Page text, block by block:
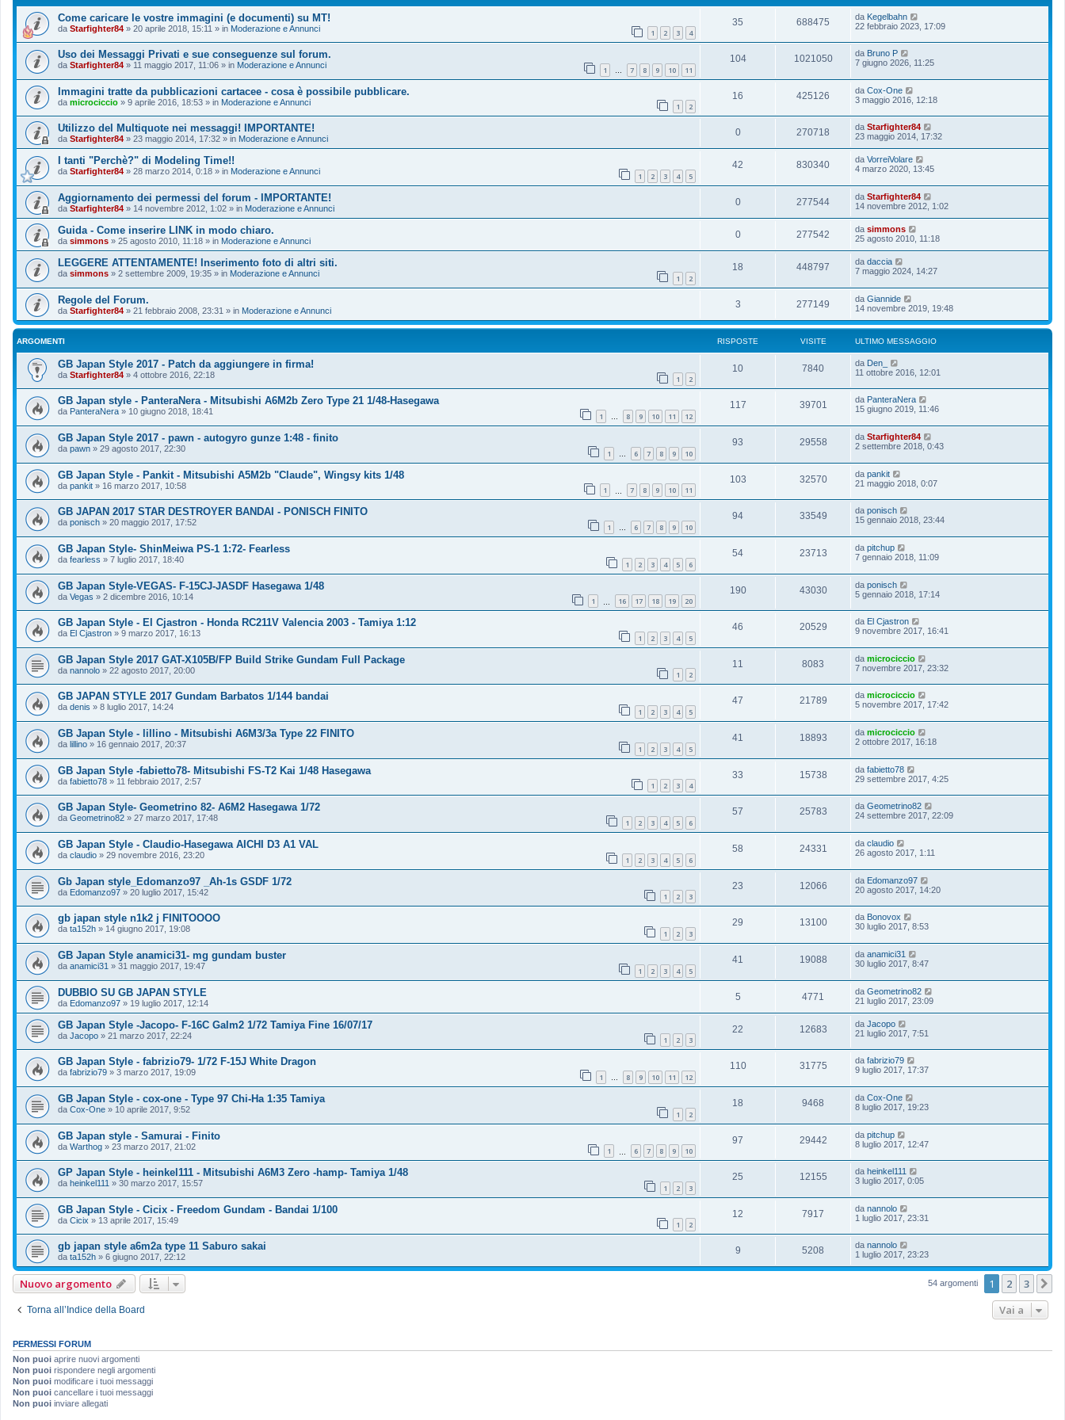
Come caricare le vostre immagini (e documenti) su MT!
da Starfighter84 » 20 aprile 2018, 15:11 » in Moderazione e Annunci 1 2 3 4
35 688475 da Kegelbahn
22 febbraio 2023, 17:09
Uso dei Messaggi Privati e sue conseguenze sul forum.
da Starfighter84 » 11 maggio 2017, 11:06 » in Moderazione e Annunci 1 … 7 8 9 10 11
104 1021050 da Bruno P
7 giugno 2026, 11:25
Immagini tratte da pubblicazioni cartacee - cosa è possibile pubblicare.
da microciccio » 9 aprile 2016, 18:53 » in Moderazione e Annunci 1 2
16 425126 da Cox-One
3 maggio 2016, 12:18
Utilizzo del Multiquote nei messaggi! IMPORTANTE!
da Starfighter84 » 23 maggio 2014, 17:32 » in Moderazione e Annunci
0 270718 da Starfighter84
23 maggio 2014, 17:32
I tanti "Perchè?" di Modeling Time!!
da Starfighter84 » 28 marzo 2014, 0:18 » in Moderazione e Annunci 1 2 3 4 5
42 830340 da VorreiVolare
4 marzo 2020, 13:45
Aggiornamento dei permessi del forum - IMPORTANTE!
da Starfighter84 » 14 novembre 2012, 1:02 » in Moderazione e Annunci
0 277544 da Starfighter84
14 novembre 2012, 1:02
Guida - Come inserire LINK in modo chiaro.
da simmons » 25 agosto 2010, 11:18 » in Moderazione e Annunci
0 277542 da simmons
25 agosto 2010, 11:18
LEGGERE ATTENTAMENTE! Inserimento foto di altri siti.
da simmons » 2 settembre 2009, 19:35 » in Moderazione e Annunci 1 2
18 448797 da daccia
7 maggio 2024, 14:27
Regole del Forum.
da Starfighter84 » 21 febbraio 2008, 23:31 » in Moderazione e Annunci
3 277149 da Giannide
14 novembre 2019, 19:48
ARGOMENTI RISPOSTE VISITE ULTIMO MESSAGGIO
GB Japan Style 2017 - Patch da aggiungere in firma!
da Starfighter84 » 4 ottobre 2016, 22:18 1 2
10 7840 da Den_
11 ottobre 2016, 12:01
GB Japan style - PanteraNera - Mitsubishi A6M2b Zero Type 21 1/48-Hasegawa
da PanteraNera » 10 giugno 2018, 18:41 1 … 8 9 10 11 12
117 39701 da PanteraNera
15 giugno 2019, 11:46
GB Japan Style 2017 - pawn - autogyro gunze 1:48 - finito
da pawn » 29 agosto 2017, 22:30 1 … 6 7 8 9 10
93 29558 da Starfighter84
2 settembre 2018, 0:43
GB Japan Style - Pankit - Mitsubishi A5M2b "Claude", Wingsy kits 1/48
da pankit » 16 marzo 2017, 10:58 1 7 8 9 10 11
103 32570 da pankit
21 maggio 2018, 0:07
GB JAPAN 2017 STAR DESTROYER BANDAI - PONISCH FINITO
da ponisch » 20 maggio 2017, 17:52 1 … 6 7 8 9 10
94 33549 da ponisch
15 gennaio 2018, 23:44
GB Japan Style- ShinMeiwa PS-1 1:72- Fearless
da fearless » 7 luglio 2017, 18:40 1 2 3 4 5 6
54 23713 da pitchup
7 gennaio 2018, 11:09
GB Japan Style-VEGAS- F-15CJ-JASDF Hasegawa 1/48
da Vegas » 2 dicembre 2016, 10:14 1 16 17 18 19 20
190 43030 da ponisch
5 gennaio 2018, 17:14
GB Japan Style - El Cjastron - Honda RC211V Valencia 2003 - Tamiya 1:12
da El Cjastron » 9 marzo 2017, 16:13 1 2 3 4 5
46 20529 da El Cjastron
9 novembre 2017, 16:41
GB Japan Style 2017 GAT-X105B/FP Build Strike Gundam Full Package
da nannolo » 22 agosto 2017, 20:00 1 2
11 8083 da microciccio
7 novembre 2017, 23:32
GB JAPAN STYLE 2017 Gundam Barbatos 1/144 bandai
da denis » 8 luglio 2017, 14:24 1 2 3 4 5
47 21789 da microciccio
5 novembre 2017, 17:42
GB Japan Style - lillino - Mitsubishi A6M3/3a Type 22 FINITO
da lillino » 16 gennaio 2017, 20:37 1 2 3 4 5
41 18893 da microciccio
2 ottobre 2017, 16:18
GB Japan Style -fabietto78- Mitsubishi FS-T2 Kai 1/48 Hasegawa
da fabietto78 » 11 febbraio 2017, 2:57 1 2 3 4
33 15738 da fabietto78
29 settembre 2017, 4:25
GB Japan Style- Geometrino 82- A6M2 Hasegawa 1/72
da Geometrino82 » 27 marzo 2017, 17:48 1 2 3 4 5 6
57 25783 da Geometrino82
24 settembre 2017, 22:09
GB Japan Style - Claudio-Hasegawa AICHI D3 A1 VAL
da claudio » 29 novembre 2016, 23:20 1 2 3 4 5 6
58 24331 da claudio
26 agosto 2017, 1:11
Gb Japan style_Edomanzo97 _Ah-1s GSDF 1/72
da Edomanzo97 » 20 luglio 2017, 15:42 1 2 3
23 12066 da Edomanzo97
20 agosto 2017, 14:20
gb japan style n1k2 j FINITOOOO
da ta152h » 14 giugno 2017, 19:08 1 2 3
29 13100 da Bonovox
30 luglio 2017, 8:53
GB Japan Style anamici31- mg gundam buster
da anamici31 » 31 maggio 2017, 19:47 1 2 3 4 5
41 19088 da anamici31
30 luglio 2017, 8:47
DUBBIO SU GB JAPAN STYLE
da Edomanzo97 » 19 luglio 2017, 12:14
5 4771 da Geometrino82
21 luglio 2017, 23:09
GB Japan Style -Jacopo- F-16C Galm2 1/72 Tamiya Fine 16/07/17
da Jacopo » 21 marzo 2017, 22:24 1 2 3
22 12683 da Jacopo
21 luglio 2017, 7:51
GB Japan Style - fabrizio79- 1/72 F-15J White Dragon
da fabrizio79 » 3 marzo 2017, 19:09 1 … 8 9 10 11 12
110 31775 da fabrizio79
9 luglio 2017, 17:37
GB Japan Style - cox-one - Type 97 Chi-Ha 1:35 Tamiya
da Cox-One » 10 aprile 2017, 9:52 1 2
18 9468 da Cox-One
8 luglio 2017, 19:23
GB Japan style - Samurai - Finito
da Warthog » 23 marzo 2017, 21:02 1 6 7 8 9 10
97 29442 da pitchup
8 luglio 2017, 12:47
GP Japan Style - heinkel111 - Mitsubishi A6M3 Zero -hamp- Tamiya 1/48
da heinkel111 » 30 marzo 2017, 15:57 1 2 3
25 12155 da heinkel111
3 luglio 2017, 0:05
GB Japan Style - Cicix - Freedom Gundam - Bandai 1/100
da Cicix » 13 aprile 2017, 15:49 1 2
12 7917 da nannolo
1 luglio 2017, 23:31
gb japan style a6m2a type 11 Saburo sakai
da ta152h » 6 giugno 2017, 22:12
9 5208 da nannolo
1 luglio 2017, 23:23
Nuovo argomento 54 argomenti 1 2 3
Torna all’Indice della Board Vai a
PERMESSI FORUM
Non puoi aprire nuovi argomenti
Non puoi rispondere negli argomenti
Non puoi modificare i tuoi messaggi
Non puoi cancellare i tuoi messaggi
Non puoi inviare allegati